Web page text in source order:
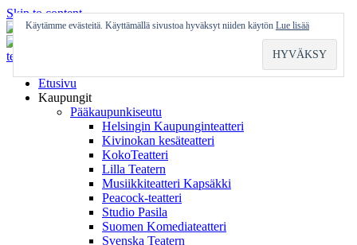
Skip to content
Etusivu
Kaupungit
Pääkaupunkiseutu
Helsingin Kaupunginteatteri
Kivinokan kesäteatteri
KokoTeatteri
Lilla Teatern
Musiikkiteatteri Kapsäkki
Peacock-teatteri
Studio Pasila
Suomen Komediateatteri
Svenska Teatern
Käytämme evästeitä. Käyttämällä sivustoa hyväksyt niiden käytön Lue lisää